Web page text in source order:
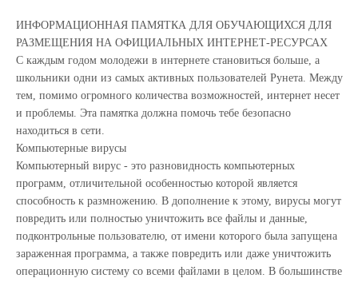
ИНФОРМАЦИОННАЯ ПАМЯТКА ДЛЯ ОБУЧАЮЩИХСЯ ДЛЯ
РАЗМЕЩЕНИЯ НА ОФИЦИАЛЬНЫХ ИНТЕРНЕТ-РЕСУРСАХ
С каждым годом молодежи в интернете становиться больше, а
школьники одни из самых активных пользователей Рунета. Между
тем, помимо огромного количества возможностей, интернет несет
и проблемы. Эта памятка должна помочь тебе безопасно
находиться в сети.
Компьютерные вирусы
Компьютерный вирус - это разновидность компьютерных
программ, отличительной особенностью которой является
способность к размножению. В дополнение к этому, вирусы могут
повредить или полностью уничтожить все файлы и данные,
подконтрольные пользователю, от имени которого была запущена
зараженная программа, а также повредить или даже уничтожить
операционную систему со всеми файлами в целом. В большинстве